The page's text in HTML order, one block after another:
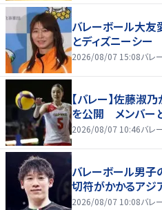
バレーボール大
とディズニーシ
2026/08/07 15:08バレ
【バレー】佐藤
を公開 メンバー
2026/08/07 10:46バレ
バレーボール男
切符がかかるアジ
2026/08/07 10:08バレ